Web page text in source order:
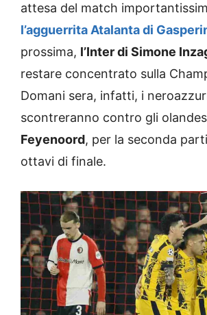
attesa del match
l’agguerrita Atalanta di
prossima, l’Inter di Simone
restare concentrato sulla
Domani sera, infatti, i
scontreranno contro gli
Feyenoord, per la seconda
ottavi di finale.